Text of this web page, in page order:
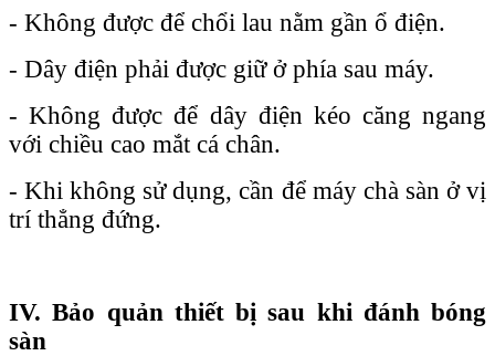
- Không được để chổi lau nằm gần ổ điện.
- Dây điện phải được giữ ở phía sau máy.
- Không được để dây điện kéo căng ngang
với chiều cao mắt cá chân.
- Khi không sử dụng, cần để máy chà sàn ở vị
trí thẳng đứng.
IV. Bảo quản thiết bị sau khi đánh bóng
sàn